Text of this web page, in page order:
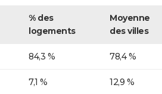
% des
logements
Moyenne
des villes
84,3 % 78,4 %
7,1 % 12,9 %